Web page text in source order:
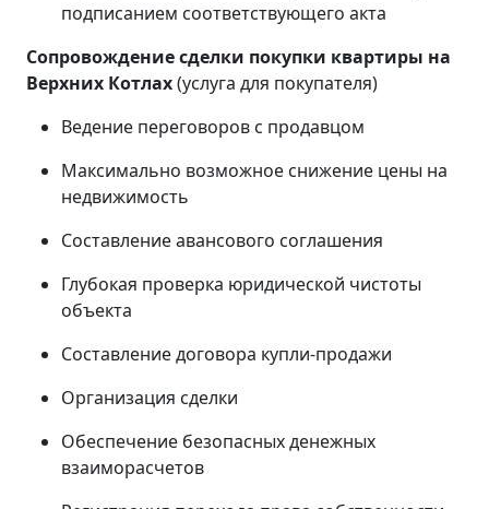
подписанием соответствующего акта
Сопровождение сделки покупки квартиры на
Верхних Котлах(услуга для покупателя)
Ведение переговоров с продавцом
Максимально возможное снижение цены на
недвижимость
Составление авансового соглашения
Глубокая проверка юридической чистоты
объекта
Составление договора купли-продажи
Организация сделки
Обеспечение безопасных денежных
взаиморасчетов